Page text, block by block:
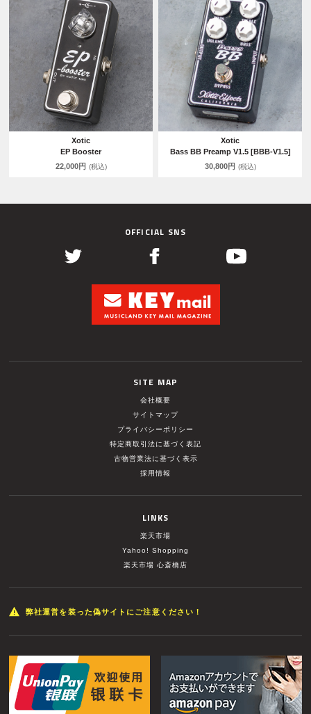
Xotic
EP Booster
22,000円 (税込)
Xotic
Bass BB Preamp V1.5 [BBB-V1.5]
30,800円 (税込)
OFFICIAL SNS
SITE MAP
会社概要
サイトマップ
プライバシーポリシー
特定商取引法に基づく表記
古物営業法に基づく表示
採用情報
LINKS
楽天市場
Yahoo! Shopping
楽天市場 心斎橋店
弊社運営を装った偽サイトにご注意ください！